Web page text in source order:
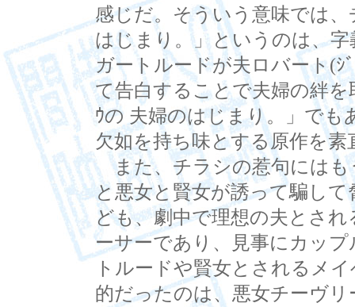
感じだ。そういう意味では
はじまり。」というのは、
ガートルードが夫ロバート(ｼ
て告白することで夫婦の絆
ｳの 夫婦のはじまり。」で
欠如を持ち味とする原作を
また、チラシの惹句にはも
と悪女と賢女が誘って騙し
ども、劇中で理想の夫とさ
ーサーであり、見事にカッ
トルードや賢女とされるメ
的だったのは、悪女チーヴリ